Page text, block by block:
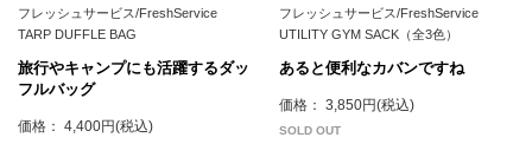
フレッシュサービス/FreshService
TARP DUFFLE BAG
旅行やキャンプにも活躍するダッ
フルバッグ
価格： 4,400円(税込)
フレッシュサービス/FreshService
UTILITY GYM SACK（全3色）
あると便利なカバンですね
価格： 3,850円(税込)
SOLD OUT